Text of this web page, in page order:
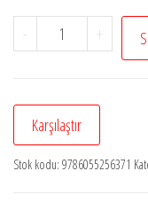
-
Kur'an-
ı
ve
Yüce
Meali
Hafız
+
Karşılaştır
Stok kodu: 9786055256371